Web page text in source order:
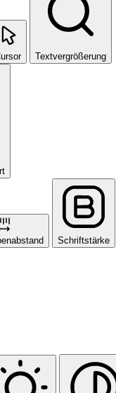
Textvergrößerung
Schriftstärke